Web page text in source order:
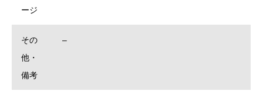
ージ
その
他・
備考
–